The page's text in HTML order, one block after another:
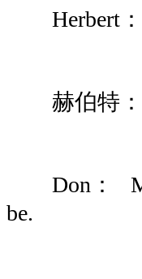
Herbert：
赫伯特：
Don： Me
be.